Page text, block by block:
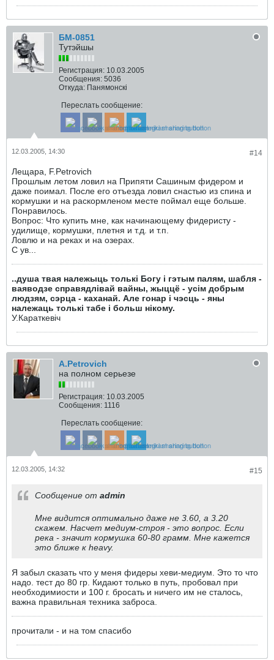
БМ-0851
Тутэйшы
Регистрация: 10.03.2005
Сообщения: 5036
Откуда: Панямонскі
Переслать сообщение:
#14
12.03.2005, 14:30
Лещара, F.Petrovich
Прошлым летом ловил на Припяти Сашиным фидером и
даже поимал. После его отъезда ловил снастью из спина и
кормушки и на раскормленом месте поймал еще больше.
Понравилось.
Вопрос: Что купить мне, как начинающему фидеристу -
удилище, кормушки, плетня и т.д. и т.п.
Ловлю и на реках и на озерах.
С ув...
..душа твая належыць толькі Богу і гэтым палям, шабля -
ваяводзе справядлівай вайны, жыццё - усім добрым
людзям, сэрца - каханай. Але гонар і чэсць - яны
належаць толькі табе і больш нікому.
У.Караткевiч
A.Petrovich
на полном серьезе
Регистрация: 10.03.2005
Сообщения: 1116
Переслать сообщение:
#15
12.03.2005, 14:32
Сообщение от admin
Мне видится оптимально даже не 3.60, а 3.20
скажем. Насчет медиум-строя - это вопрос. Если
река - значит кормушка 60-80 грамм. Мне кажется
это ближе к heavy.
Я забыл сказать что у меня фидеры хеви-медиум. Это то что
надо. тест до 80 гр. Кидают только в путь, пробовал при
необходимиости и 100 г. бросать и ничего им не сталось,
важна правильная техника заброса.
прочитали - и на том спасибо